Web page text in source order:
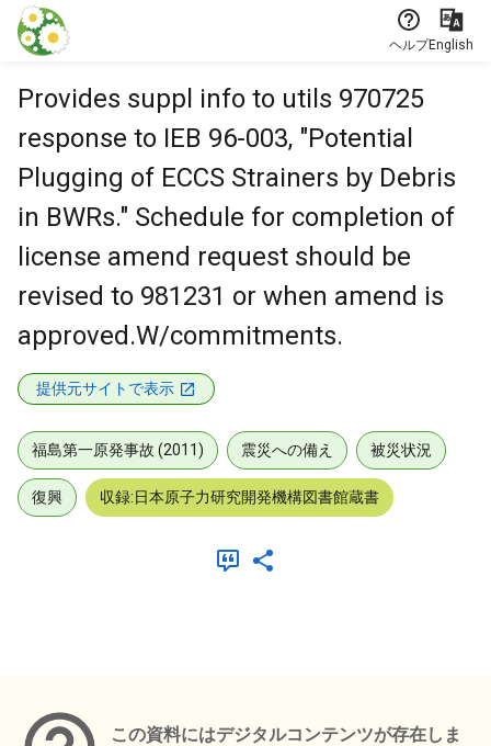
本文に飛ぶ
ヘルプEnglish
Provides suppl info to utils 970725
response to IEB 96-003, "Potential
Plugging of ECCS Strainers by Debris
in BWRs." Schedule for completion of
license amend request should be
revised to 981231 or when amend is
approved.W/commitments.
提供元サイトで表示
福島第一原発事故 (2011) 震災への備え 被災状況
復興 収録:日本原子力研究開発機構図書館蔵書
この資料にはデジタルコンテンツが存在しま